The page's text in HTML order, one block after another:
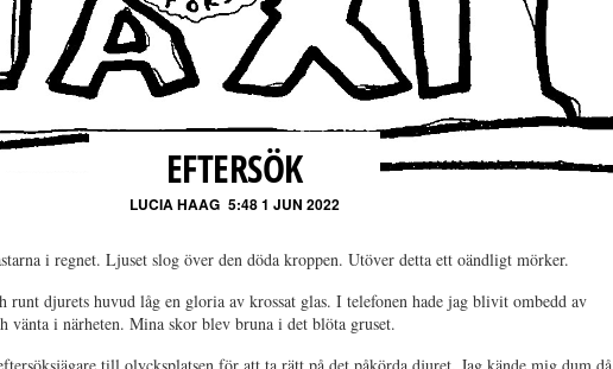
EFTERSÖK
LUCIA HAAG 5:48 1 JUN 2022
i regnet. Ljuset slog över den döda kroppen. Utöver detta ett oändligt mörker.
runt djurets huvud låg en gloria av krossat glas. I telefonen hade jag blivit ombedd av
vänta i närheten. Mina skor blev bruna i det blöta gruset.
till olycksplatsen för att ta rätt på det påkörda djuret. Jag kände mig dum då